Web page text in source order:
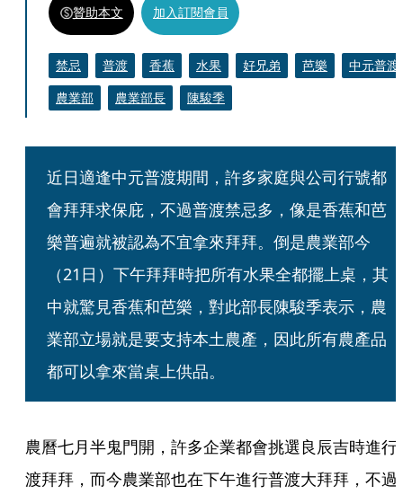
贊助本文 加入訂閱會員
禁忌 普渡 香蕉 水果 好兄弟 芭樂
中元普渡
農業部
農業部長 陳駿季
近日適逢中元普渡期間，許多家庭與公司行號都
會拜拜求保庇，不過普渡禁忌多，像是香蕉和芭
樂普遍就被認為不宜拿來拜拜。倒是農業部今
（21日）下午拜拜時把所有水果全都擺上桌，其
中就驚見香蕉和芭樂，對此部長陳駿季表示，農
業部立場就是要支持本土農產，因此所有農產品
都可以拿來當桌上供品。
農曆七月半鬼門開，許多企業都會挑選良辰吉時進行
渡拜拜，而今農業部也在下午進行普渡大拜拜，不過